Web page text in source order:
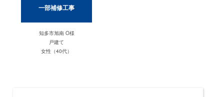
一部補修工事
知多市旭南 O様
戸建て
女性（40代）